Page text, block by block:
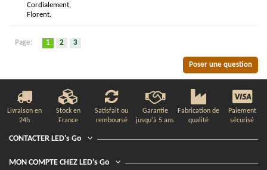
Cordialement,
Florent.
Page: 1 2 3
Poser une question
Livraison en
24h
Stock en
France
Satisfait ou
remboursé
Garantie
jusqu'à 5 ans
Fabrication de
qualité
Paiement
sécurisé
CONTACTER LED's Go
MON COMPTE CHEZ LED's Go